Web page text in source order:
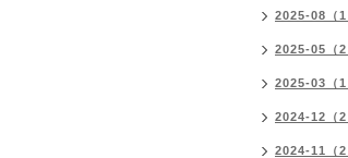
2025-08（1
2025-05（2
2025-03（1
2024-12（2
2024-11（2